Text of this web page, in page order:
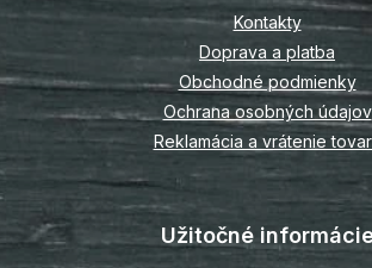
e
Kontakty
Doprava a platba
Obchodné podmienky
Ochrana osobných údajov
Reklamácia a vrátenie
Užitočné